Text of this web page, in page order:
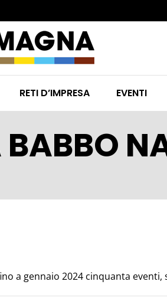
RETI D’IMPRESA EVENTI
BABBO
a gennaio 2024 cinquanta